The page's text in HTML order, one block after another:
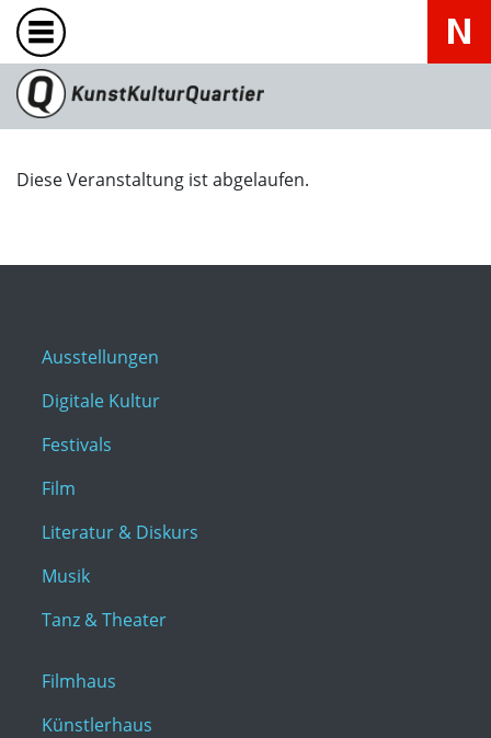
Diese Veranstaltung ist abgelaufen.
Ausstellungen
Digitale Kultur
Festivals
Film
Literatur & Diskurs
Musik
Tanz & Theater
Filmhaus
Künstlerhaus